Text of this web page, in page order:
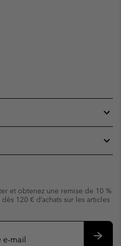
et obtenez une remise de 10 %
120 € d’achats sur les articles